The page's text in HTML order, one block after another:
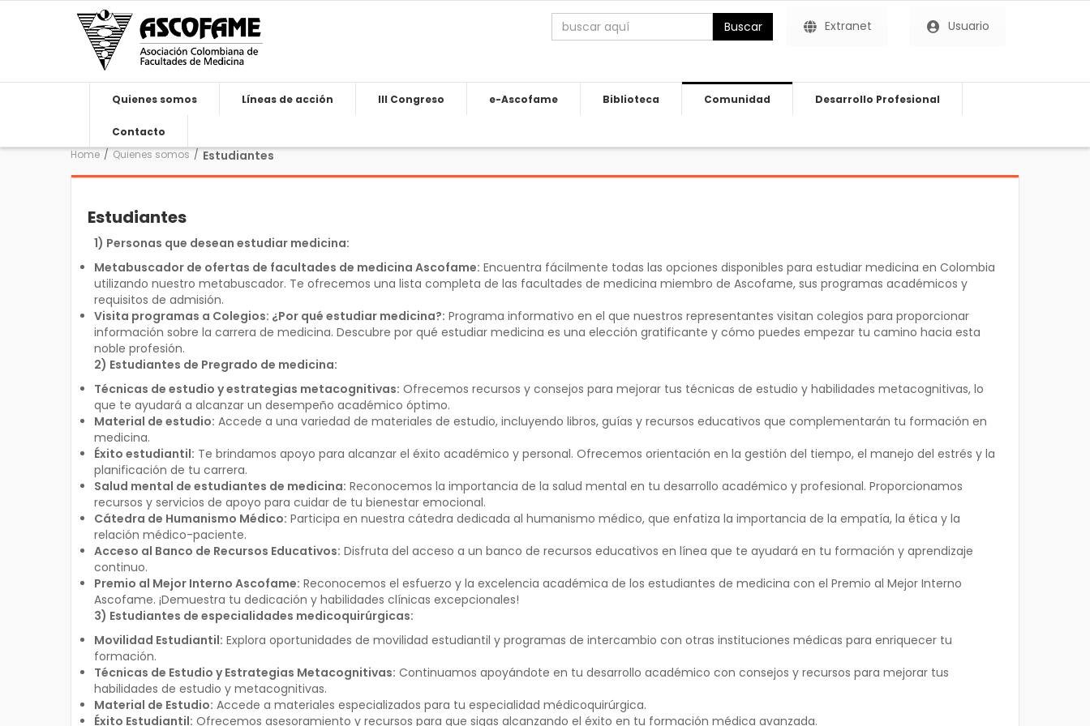
Buscar Extranet Usuario
Quienes somos Líneas de acción III Congreso e-Ascofame Biblioteca Comunidad Desarrollo Profesional
Contacto
Home / Quienes somos / Estudiantes
Estudiantes
1) Personas que desean estudiar medicina:
Metabuscador de ofertas de facultades de medicina Ascofame: Encuentra fácilmente todas las opciones disponibles para estudiar medicina en Colombia
utilizando nuestro metabuscador. Te ofrecemos una lista completa de las facultades de medicina miembro de Ascofame, sus programas académicos y
requisitos de admisión.
Visita programas a Colegios: ¿Por qué estudiar medicina?: Programa informativo en el que nuestros representantes visitan colegios para proporcionar
información sobre la carrera de medicina. Descubre por qué estudiar medicina es una elección gratificante y cómo puedes empezar tu camino hacia esta
noble profesión.
2) Estudiantes de Pregrado de medicina:
Técnicas de estudio y estrategias metacognitivas: Ofrecemos recursos y consejos para mejorar tus técnicas de estudio y habilidades metacognitivas, lo
que te ayudará a alcanzar un desempeño académico óptimo.
Material de estudio: Accede a una variedad de materiales de estudio, incluyendo libros, guías y recursos educativos que complementarán tu formación en
medicina.
Éxito estudiantil: Te brindamos apoyo para alcanzar el éxito académico y personal. Ofrecemos orientación en la gestión del tiempo, el manejo del estrés y la
planificación de tu carrera.
Salud mental de estudiantes de medicina: Reconocemos la importancia de la salud mental en tu desarrollo académico y profesional. Proporcionamos
recursos y servicios de apoyo para cuidar de tu bienestar emocional.
Cátedra de Humanismo Médico: Participa en nuestra cátedra dedicada al humanismo médico, que enfatiza la importancia de la empatía, la ética y la
relación médico-paciente.
Acceso al Banco de Recursos Educativos: Disfruta del acceso a un banco de recursos educativos en línea que te ayudará en tu formación y aprendizaje
continuo.
Premio al Mejor Interno Ascofame: Reconocemos el esfuerzo y la excelencia académica de los estudiantes de medicina con el Premio al Mejor Interno
Ascofame. ¡Demuestra tu dedicación y habilidades clínicas excepcionales!
3) Estudiantes de especialidades medicoquirúrgicas:
Movilidad Estudiantil: Explora oportunidades de movilidad estudiantil y programas de intercambio con otras instituciones médicas para enriquecer tu
formación.
Técnicas de Estudio y Estrategias Metacognitivas: Continuamos apoyándote en tu desarrollo académico con consejos y recursos para mejorar tus
habilidades de estudio y metacognitivas.
Material de Estudio: Accede a materiales especializados para tu especialidad médicoquirúrgica.
Éxito Estudiantil: Ofrecemos asesoramiento y recursos para que sigas alcanzando el éxito en tu formación médica avanzada.